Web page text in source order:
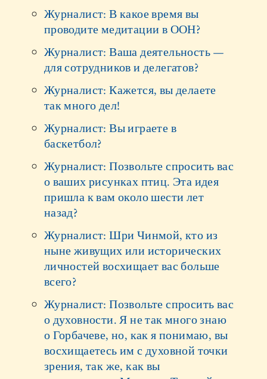
Журналист: В какое время вы
проводите медитации в ООН?
Журналист: Ваша деятельность —
для сотрудников и делегатов?
Журналист: Кажется, вы делаете
так много дел!
Журналист: Вы играете в
баскетбол?
Журналист: Позвольте спросить вас
о ваших рисунках птиц. Эта идея
пришла к вам около шести лет
назад?
Журналист: Шри Чинмой, кто из
ныне живущих или исторических
личностей восхищает вас больше
всего?
Журналист: Позвольте спросить вас
о духовности. Я не так много знаю
о Горбачеве, но, как я понимаю, вы
восхищаетесь им с духовной точки
зрения, так же, как вы